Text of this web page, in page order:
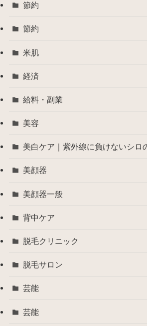
節約
節約
米肌
経済
給料・副業
美容
美白ケア｜紫外線に負けないシロ
美顔器
美顔器一般
背中ケア
脱毛クリニック
脱毛サロン
芸能
芸能